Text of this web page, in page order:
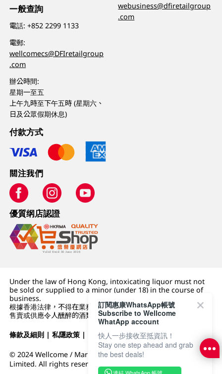
一般查詢
電話:+852 2299 1133
電郵:
wellcomecs@DFIretailgroup
.com
辦公時間:
星期一至五
上午九時至下午五時 (星期六、
日及公眾假期休息)
webusiness@dfiretailgroup
.com
付款方式
關注我們
優質纲店認證
Under the law of Hong Kong, intoxicating liquor must not
be sold or supplied to a minor (under 18) in the course of
business.
根據香港法律，不得在業務過程中，向未成年人 (18 歲以下人士)
售賣或供應令人醺醉的酒類。
條款及細則 |私隱政策 | DFI零售集團
© 2024 Wellcome / Market Place. The Dairy Farm Company
Limited. All rights reserved.
訂閱惠康WhatsApp帳號
Subscribe to Wellcome
WhatApp account
快人一步接收至抵資訊！
Stay one step ahead and grab
the best deals!